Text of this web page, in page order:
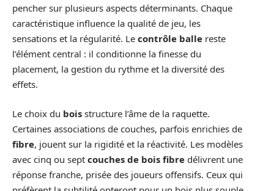
pencher sur plusieurs aspects déterminants. Chaque
caractéristique influence la qualité de jeu, les
sensations et la régularité. Le contrôle balle reste
l’élément central : il conditionne la finesse du
placement, la gestion du rythme et la diversité des
effets.
Le choix du bois structure l’âme de la raquette.
Certaines associations de couches, parfois enrichies de
fibre, jouent sur la rigidité et la réactivité. Les modèles
avec cinq ou sept couches de bois fibre délivrent une
réponse franche, prisée des joueurs offensifs. Ceux qui